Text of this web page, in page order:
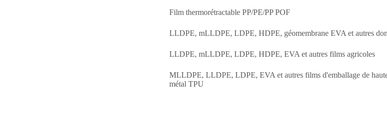
Film thermorétractable PP/PE/PP POF
LLDPE, mLLDPE, LDPE, HDPE, géomembrane EVA et autres
LLDPE, mLLDPE, LDPE, HDPE, EVA et autres films agricoles
MLLDPE, LLDPE, LDPE, EVA et autres films d'emballage de
métal TPU